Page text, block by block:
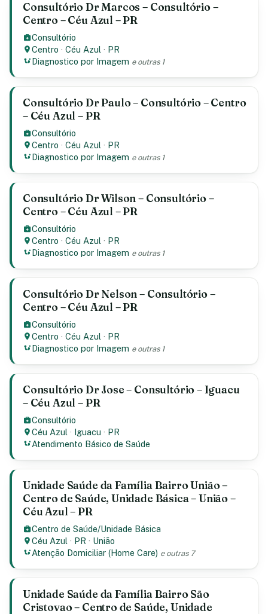
Consultório Dr Marcos – Consultório –
Centro – Céu Azul – PR
Consultório
Centro ·Céu Azul · PR
Diagnostico por Imagem e outras 1
Consultório Dr Paulo – Consultório – Centro
– Céu Azul – PR
Consultório
Centro ·Céu Azul · PR
Diagnostico por Imagem e outras 1
Consultório Dr Wilson – Consultório –
Centro – Céu Azul – PR
Consultório
Centro ·Céu Azul · PR
Diagnostico por Imagem e outras 1
Consultório Dr Nelson – Consultório –
Centro – Céu Azul – PR
Consultório
Centro ·Céu Azul · PR
Diagnostico por Imagem e outras 1
Consultório Dr Jose – Consultório – Iguacu
– Céu Azul – PR
Consultório
Céu Azul · Iguacu · PR
Atendimento Básico de Saúde
Unidade Saúde da Família Bairro União –
Centro de Saúde, Unidade Básica – União –
Céu Azul – PR
Centro de Saúde/Unidade Básica
Céu Azul · PR · União
Atenção Domiciliar (Home Care) e outras 7
Unidade Saúde da Família Bairro São
Cristovao – Centro de Saúde, Unidade